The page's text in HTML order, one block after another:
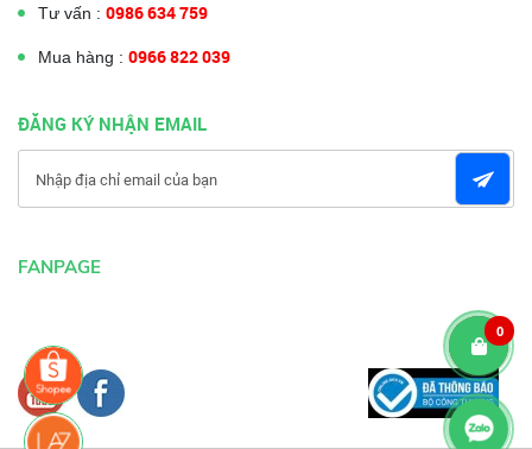
Tư vấn : 0986 634 759
Mua hàng : 0966 822 039
ĐĂNG KÝ NHẬN EMAIL
FANPAGE
0